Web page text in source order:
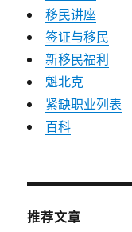
移民讲座
签证与移民
新移民福利
魁北克
紧缺职业列表
百科
推荐文章